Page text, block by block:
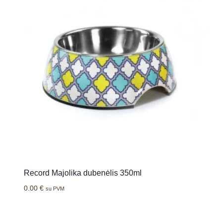
Record Majolika dubenėlis 350ml
0.00 € su PVM